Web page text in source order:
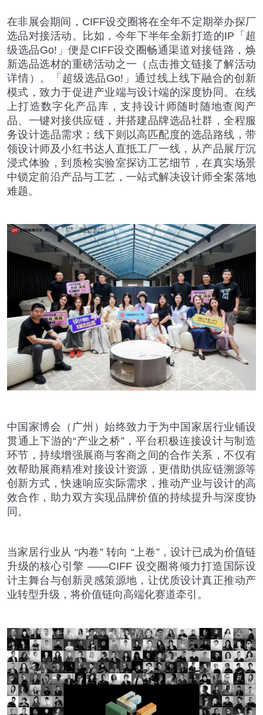
在非展会期间， CIFF设交圈将在全年不定期举办探厂
选品对接活动。比如，今年下半年全新打造的IP 「超
级选品Go! 」便是CIFF设交圈畅通渠道对接链路，焕
新选品选材的重磅活动之一（点击推文链接了解活动
详情）。「超级选品Go! 」通过线上线下融合的创新
模式，致力于促进产业端与设计端的深度协同。在线
上打造数字化产品库，支持设计师随时随地查阅产
品、一键对接供应链，并搭建品牌选品社群，全程服
务设计选品需求；线下则以高匹配度的选品路线，带
领设计师及小红书达人直抵工厂一线，从产品展厅沉
浸式体验，到质检实验室探访工艺细节，在真实场景
中锁定前沿产品与工艺，一站式解决设计师全案落地
难题。
中国家博会（广州）始终致力于为中国家居行业铺设
贯通上下游的“产业之桥”，平台积极连接设计与制造
环节，持续增强展商与客商之间的合作关系，不仅有
效帮助展商精准对接设计资源，更借助供应链溯源等
创新方式，快速响应实际需求，推动产业与设计的高
效合作，助力双方实现品牌价值的持续提升与深度协
同。
当家居行业从 “内卷” 转向 “上卷”，设计已成为价值链
升级的核心引擎 ——CIFF 设交圈将倾力打造国际设
计主舞台与创新灵感策源地，让优质设计真正推动产
业转型升级，将价值链向高端化赛道牵引。